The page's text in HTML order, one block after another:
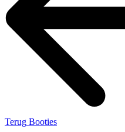
Terug Booties